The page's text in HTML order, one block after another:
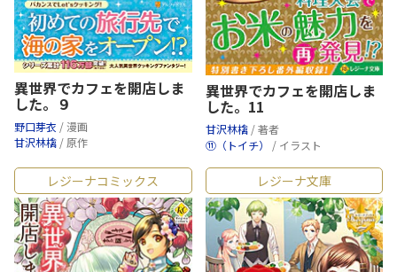
異世界でカフェを開店しま
した。９
野口芽衣 / 漫画
甘沢林檎 / 原作
異世界でカフェを開店しま
した。11
甘沢林檎 / 著者
⑪（トイチ） / イラスト
レジーナコミックス レジーナ文庫